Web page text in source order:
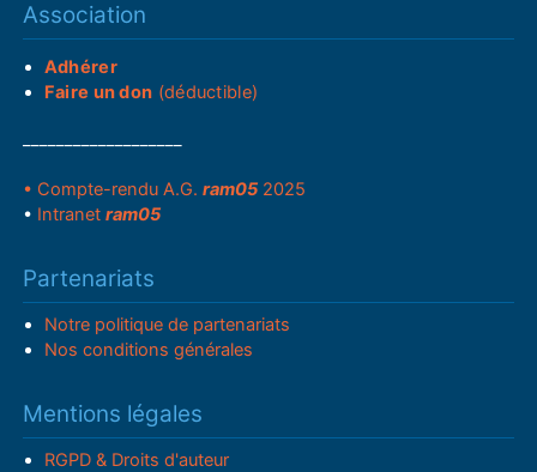
Association
Adhérer
Faire un don (déductible)
• Compte-rendu A.G.ram05 2025
• Intranetram05
Partenariats
Notre politique de partenariats
Nos conditions générales
Mentions légales
RGPD & Droits d'auteur